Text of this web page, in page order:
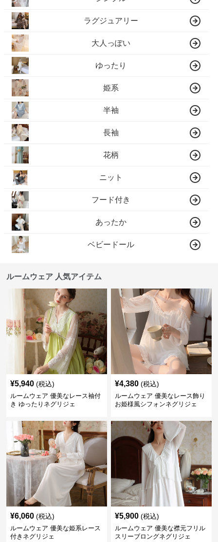
ラグジュアリー
大人っぽい
ゆったり
姫系
半袖
長袖
花柄
ニット
フード付き
あったか
ベビードール
ルームウェア 人気アイテム
¥5,940 (税込)
ルームウェア 優美なレース袖付
き ゆったりネグリジェ
¥4,380 (税込)
ルームウェア 優美なレース飾り
お姫様風シフォンネグリジェ
¥6,060 (税込)
ルームウェア 優美な姫系レース
付きネグリジェ
¥5,900 (税込)
ルームウェア 優美な襟元フリル
スリーブロングネグリジェ